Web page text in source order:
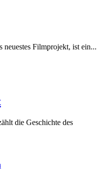
Filmprojekt, ist ein...
die Geschichte des